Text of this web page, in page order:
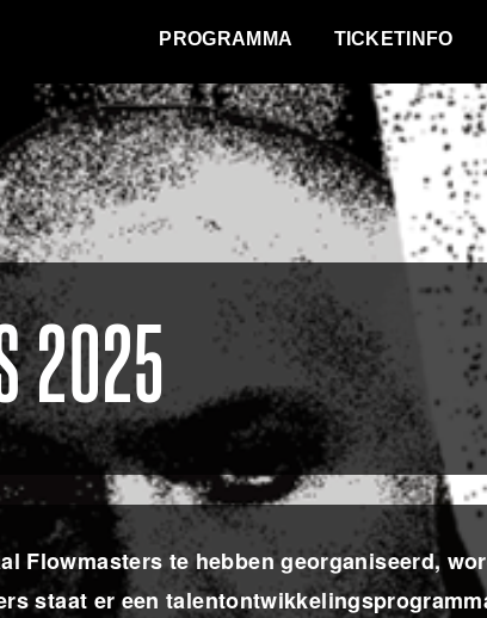
PROGRAMMA TICKETINFO
2025
Flowmasters te hebben georganiseerd,
staat er een